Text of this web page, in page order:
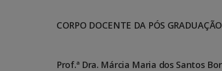
CORPO DOCENTE DA PÓS GRADUAÇÃO
Prof.ª Dra. Márcia Maria dos Santos